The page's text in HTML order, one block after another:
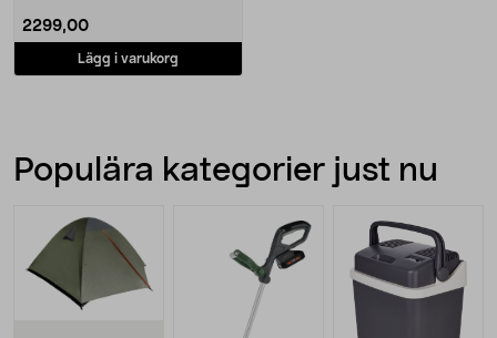
2299,00
Lägg i varukorg
Populära kategorier just nu